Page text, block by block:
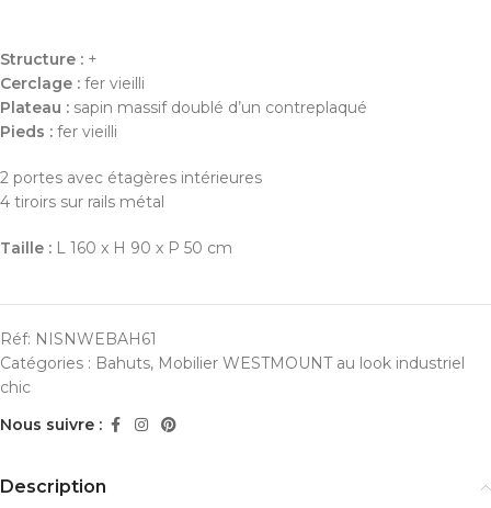
Structure : +
Cerclage : fer vieilli
Plateau : sapin massif doublé d’un contreplaqué
Pieds : fer vieilli
2 portes avec étagères intérieures
4 tiroirs sur rails métal
Taille : L 160 x H 90 x P 50 cm
Réf: NISNWEBAH61
Catégories : Bahuts, Mobilier WESTMOUNT au look industriel
chic
Nous suivre :
Description